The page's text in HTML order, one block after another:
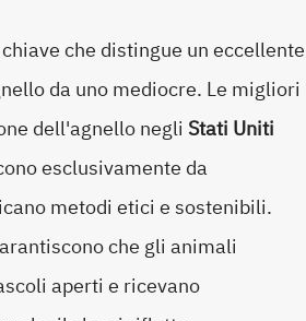
che distingue un eccellente
da uno mediocre. Le migliori
dell'agnello negli Stati Uniti
esclusivamente da
metodi etici e sostenibili.
che gli animali
aperti e ricevano